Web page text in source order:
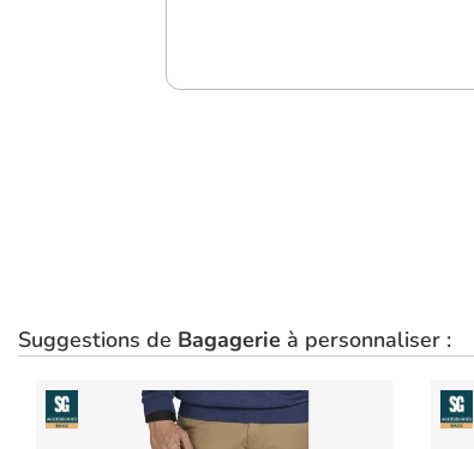
Suggestions de Bagagerie à personnaliser :